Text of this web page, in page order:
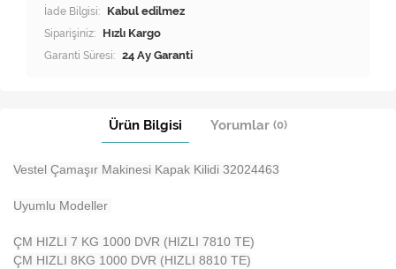
İade Bilgisi:
Siparişiniz: Hızlı Kargo
Garanti Süresi: 24 Ay Garanti
Ürün Bilgisi Yorumlar (0)
Vestel Çamaşır Makinesi Kapak Kilidi 32024463
Uyumlu Modeller
ÇM HIZLI 7 KG 1000 DVR (HIZLI 7810 TE)
ÇM HIZLI 8KG 1000 DVR (HIZLI 8810 TE)